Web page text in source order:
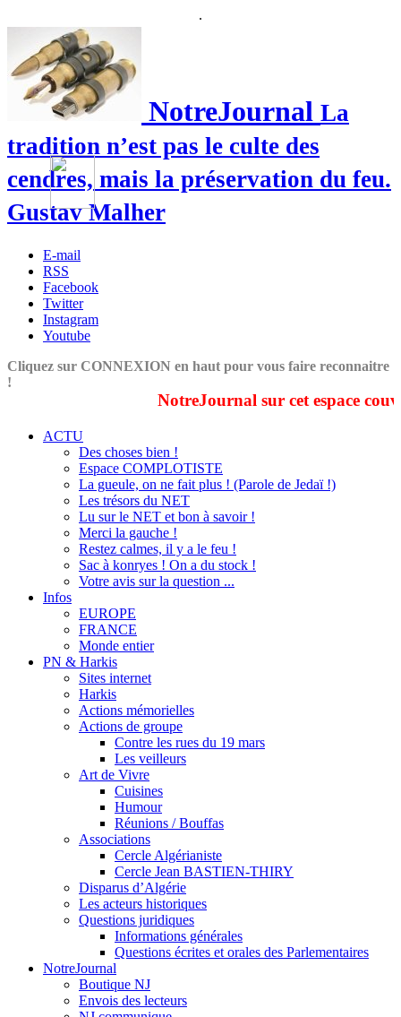
.
NotreJournal La
tradition n’est pas le culte des
cendres, mais la préservation du feu.
Gustav Malher
E-mail
RSS
Facebook
Twitter
Instagram
Youtube
Cliquez sur CONNEXION en haut pour vous faire reconnaitre
!
NotreJournal sur cet espace
ACTU
Des choses bien !
Espace COMPLOTISTE
La gueule, on ne fait plus ! (Parole de Jedaï !)
Les trésors du NET
Lu sur le NET et bon à savoir !
Merci la gauche !
Restez calmes, il y a le feu !
Sac à konryes ! On a du stock !
Votre avis sur la question ...
Infos
EUROPE
FRANCE
Monde entier
PN & Harkis
Sites internet
Harkis
Actions mémorielles
Actions de groupe
Contre les rues du 19 mars
Les veilleurs
Art de Vivre
Cuisines
Humour
Réunions / Bouffas
Associations
Cercle Algérianiste
Cercle Jean BASTIEN-THIRY
Disparus d’Algérie
Les acteurs historiques
Questions juridiques
Informations générales
Questions écrites et orales des Parlementaires
NotreJournal
Boutique NJ
Envois des lecteurs